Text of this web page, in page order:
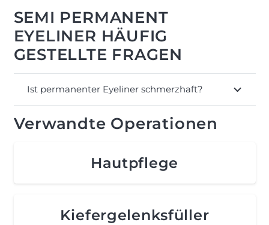
SEMI PERMANENT
EYELINER HÄUFIG
GESTELLTE FRAGEN
Ist permanenter Eyeliner schmerzhaft?
Verwandte Operationen
Hautpflege
Kiefergelenksfüller